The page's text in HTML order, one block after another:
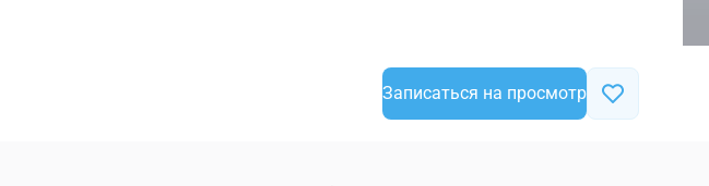
Записаться на просмотр